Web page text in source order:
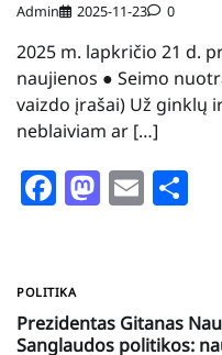
Admin 2025-11-23 0
2025 m. lapkričio 21 d.
naujienos ● Seimo
vaizdo įrašai) Už ginklų
neblaiviam ar […]
Facebook
Email
POLITIKA
Prezidentas Gitanas
Sanglaudos politikos: